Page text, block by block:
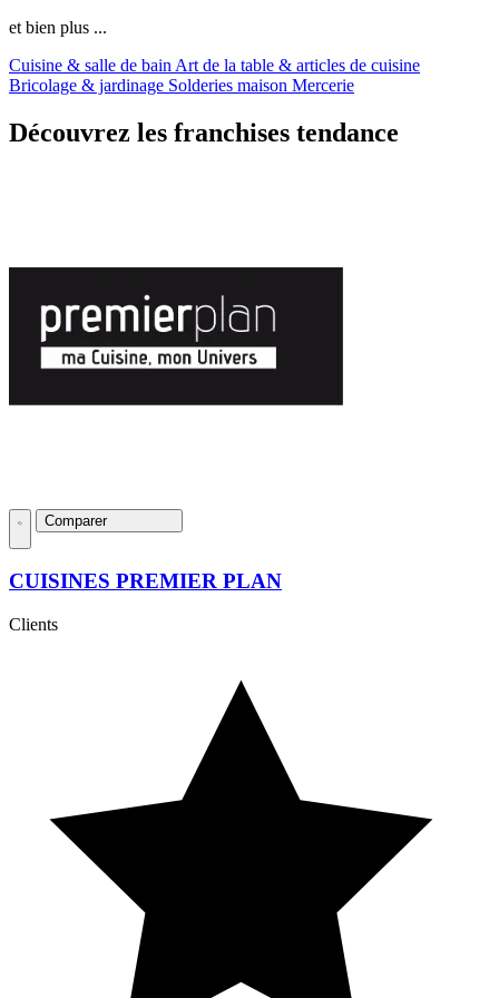
et bien plus ...
Cuisine & salle de bain Art de la table & articles de cuisine
Bricolage & jardinage Solderies maison Mercerie
Découvrez les franchises tendance
Comparer
CUISINES PREMIER PLAN
Clients